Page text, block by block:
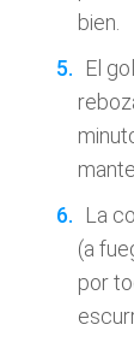
bien.
El
La
(a
por